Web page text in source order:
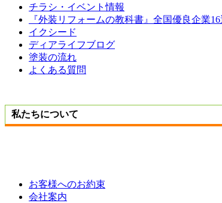
チラシ・イベント情報
『外装リフォームの教科書』全国優良企業
イクシード
ディアライフブログ
塗装の流れ
よくある質問
私たちについて
お客様へのお約束
会社案内